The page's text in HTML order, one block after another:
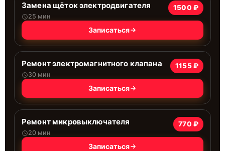
Замена щёток электродвигателя
25 мин
1500 ₽
Записаться
Ремонт электромагнитного клапана
30 мин
1155 ₽
Записаться
Ремонт микровыключателя
20 мин
770 ₽
Записаться